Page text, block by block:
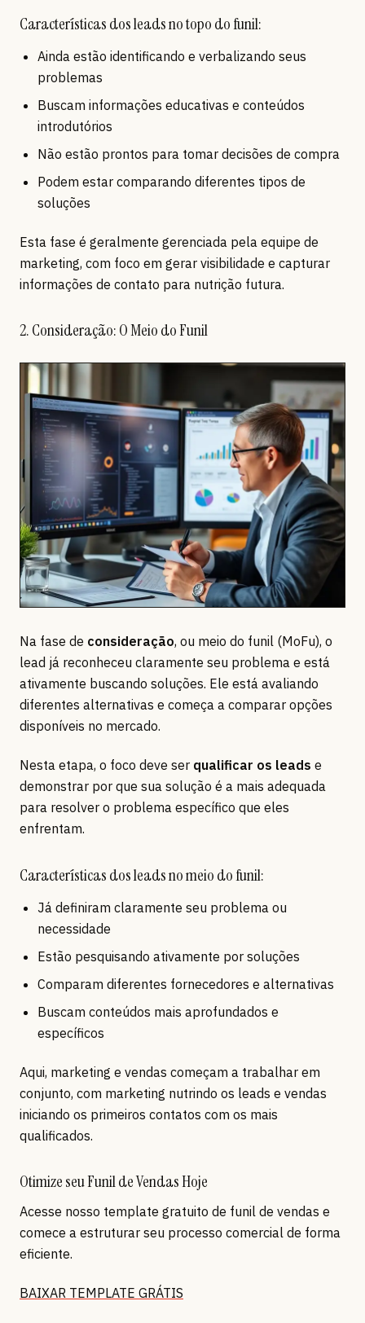
Características dos leads no topo do funil:
Ainda estão identificando e verbalizando seus
problemas
Buscam informações educativas e conteúdos
introdutórios
Não estão prontos para tomar decisões de compra
Podem estar comparando diferentes tipos de
soluções
Esta fase é geralmente gerenciada pela equipe de
marketing, com foco em gerar visibilidade e capturar
informações de contato para nutrição futura.
2. Consideração: O Meio do Funil
Na fase de consideração, ou meio do funil (MoFu), o
lead já reconheceu claramente seu problema e está
ativamente buscando soluções. Ele está avaliando
diferentes alternativas e começa a comparar opções
disponíveis no mercado.
Nesta etapa, o foco deve ser qualificar os leads e
demonstrar por que sua solução é a mais adequada
para resolver o problema específico que eles
enfrentam.
Características dos leads no meio do funil:
Já definiram claramente seu problema ou
necessidade
Estão pesquisando ativamente por soluções
Comparam diferentes fornecedores e alternativas
Buscam conteúdos mais aprofundados e
específicos
Aqui, marketing e vendas começam a trabalhar em
conjunto, com marketing nutrindo os leads e vendas
iniciando os primeiros contatos com os mais
qualificados.
Otimize seu Funil de Vendas Hoje
Acesse nosso template gratuito de funil de vendas e
comece a estruturar seu processo comercial de forma
eficiente.
BAIXAR TEMPLATE GRÁTIS